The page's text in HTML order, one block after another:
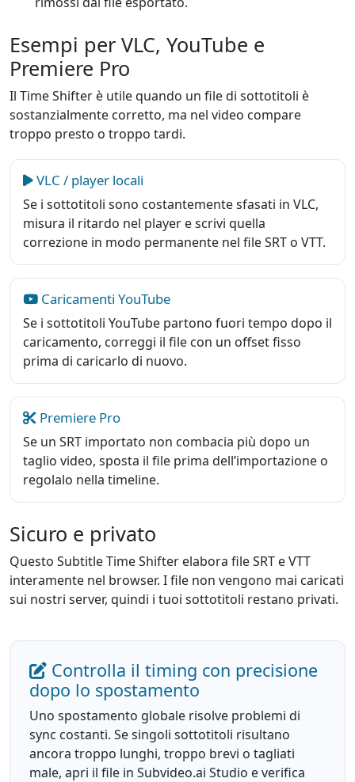
Esempi per VLC, YouTube e
Premiere Pro
Il Time Shifter è utile quando un file di sottotitoli è
sostanzialmente corretto, ma nel video compare
troppo presto o troppo tardi.
VLC / player locali
Se i sottotitoli sono costantemente sfasati in VLC,
misura il ritardo nel player e scrivi quella
correzione in modo permanente nel file SRT o VTT.
Caricamenti YouTube
Se i sottotitoli YouTube partono fuori tempo dopo il
caricamento, correggi il file con un offset fisso
prima di caricarlo di nuovo.
Premiere Pro
Se un SRT importato non combacia più dopo un
taglio video, sposta il file prima dell’importazione o
regolalo nella timeline.
Sicuro e privato
Questo Subtitle Time Shifter elabora file SRT e VTT
interamente nel browser. I file non vengono mai caricati
sui nostri server, quindi i tuoi sottotitoli restano privati.
Controlla il timing con precisione
dopo lo spostamento
Uno spostamento globale risolve problemi di
sync costanti. Se singoli sottotitoli risultano
ancora troppo lunghi, troppo brevi o tagliati
male, apri il file in Subvideo.ai Studio e verifica